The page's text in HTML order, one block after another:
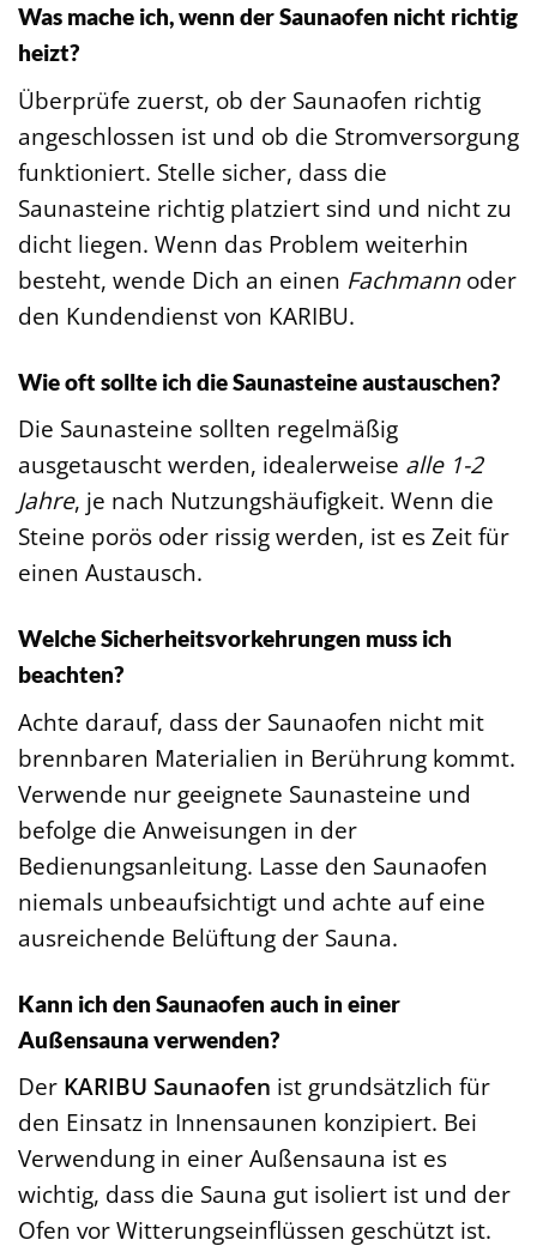
Was mache ich, wenn der Saunaofen nicht richtig
heizt?
Überprüfe zuerst, ob der Saunaofen richtig
angeschlossen ist und ob die Stromversorgung
funktioniert. Stelle sicher, dass die
Saunasteine richtig platziert sind und nicht zu
dicht liegen. Wenn das Problem weiterhin
besteht, wende Dich an einen Fachmann oder
den Kundendienst von KARIBU.
Wie oft sollte ich die Saunasteine austauschen?
Die Saunasteine sollten regelmäßig
ausgetauscht werden, idealerweise alle 1-2
Jahre, je nach Nutzungshäufigkeit. Wenn die
Steine porös oder rissig werden, ist es Zeit für
einen Austausch.
Welche Sicherheitsvorkehrungen muss ich
beachten?
Achte darauf, dass der Saunaofen nicht mit
brennbaren Materialien in Berührung kommt.
Verwende nur geeignete Saunasteine und
befolge die Anweisungen in der
Bedienungsanleitung. Lasse den Saunaofen
niemals unbeaufsichtigt und achte auf eine
ausreichende Belüftung der Sauna.
Kann ich den Saunaofen auch in einer
Außensauna verwenden?
Der KARIBU Saunaofen ist grundsätzlich für
den Einsatz in Innensaunen konzipiert. Bei
Verwendung in einer Außensauna ist es
wichtig, dass die Sauna gut isoliert ist und der
Ofen vor Witterungseinflüssen geschützt ist.